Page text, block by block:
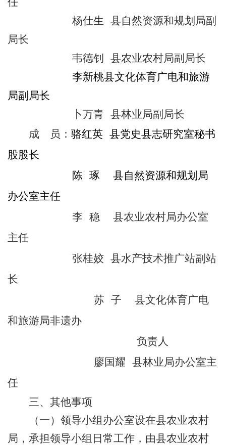
杨仕生 县自然资源和规划局副
局长
韦德钊 县农业农村局副局长
李新桃县文化体育广电和旅游
局副局长
卜万青 县林业局副局长
成 员：骆红英县党史县志研究室秘书
股股长
陈 琢 县自然资源和规划局
办公室主任
李 稳 县农业农村局办公室
主任
张桂姣 县水产技术推广站副站
长
苏 子 县文化体育广电
和旅游局非遗办
负责人
廖国耀 县林业局办公室主
任
三、其他事项
（一）领导小组办公室设在县农业农村
局，承担领导小组日常工作，由县农业农村